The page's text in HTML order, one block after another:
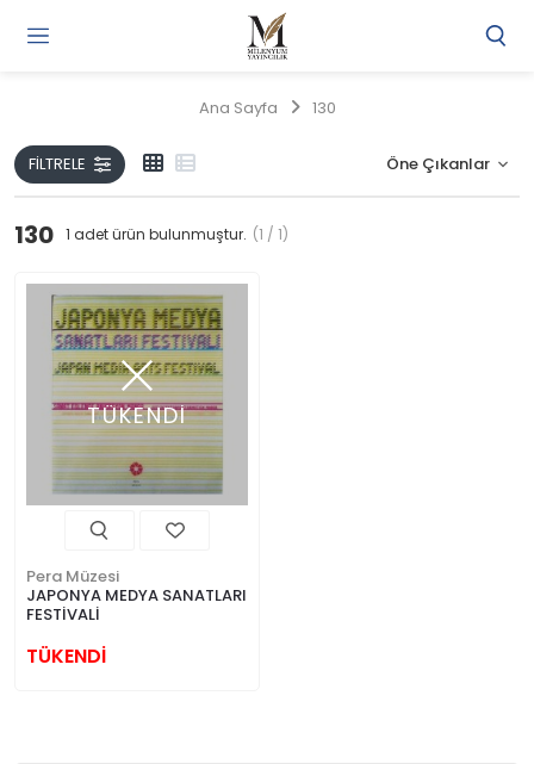
Ana Sayfa 130
FILTRELE
130 1 adet ürün bulunmuştur. (1 / 1)
TÜKENDİ
Pera Müzesi
JAPONYA MEDYA SANATLARI
FESTİVALİ
TÜKENDİ